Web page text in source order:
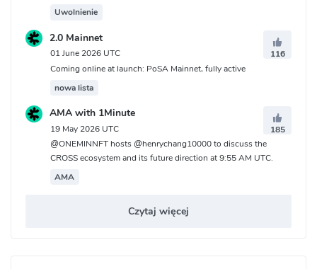
Uwolnienie
2.0 Mainnet
01 June 2026 UTC
116
Coming online at launch: PoSA Mainnet, fully active
nowa lista
AMA with 1Minute
19 May 2026 UTC
185
@ONEMINNFT hosts @henrychang10000 to discuss the
CROSS ecosystem and its future direction at 9:55 AM UTC.
AMA
Czytaj więcej